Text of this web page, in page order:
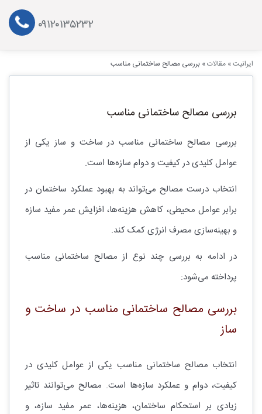
۰۹۱۲۰۱۳۵۲۳۲
ایرانیت» مقالات» بررسی مصالح ساختمانی مناسب
بررسی مصالح ساختمانی مناسب
بررسی مصالح ساختمانی مناسب در ساخت و ساز یکی از
عوامل کلیدی در کیفیت و دوام سازه‌ها است.
انتخاب درست مصالح می‌تواند به بهبود عملکرد ساختمان در
برابر عوامل محیطی، کاهش هزینه‌ها، افزایش عمر مفید سازه
و بهینه‌سازی مصرف انرژی کمک کند.
در ادامه به بررسی چند نوع از مصالح ساختمانی مناسب
پرداخته می‌شود:
بررسی مصالح ساختمانی مناسب در ساخت و
ساز
انتخاب مصالح ساختمانی مناسب یکی از عوامل کلیدی در
کیفیت، دوام و عملکرد سازه‌ها است. مصالح می‌توانند تاثیر
زیادی بر استحکام ساختمان، هزینه‌ها، عمر مفید سازه، و